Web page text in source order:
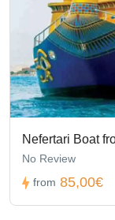
Nefertari Boat
No Review
from 85,00€